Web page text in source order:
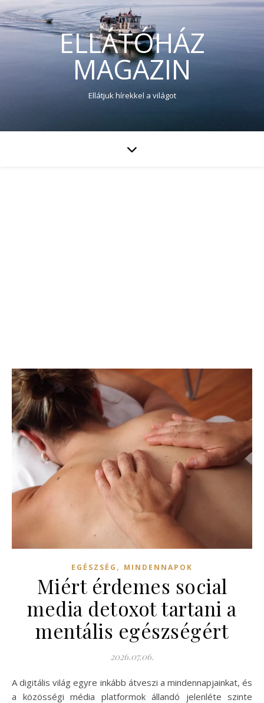
ELLÁTÓHÁZ
MAGAZIN
Ellátjuk hírekkel a világot
EGÉSZSÉG , MINDENNAPOK
Miért érdemes social
media detoxot tartani a
mentális egészségért
2026.07.06.
A digitális világ egyre inkább átveszi a mindennapjainkat, és
a közösségi média platformok állandó jelenléte szinte